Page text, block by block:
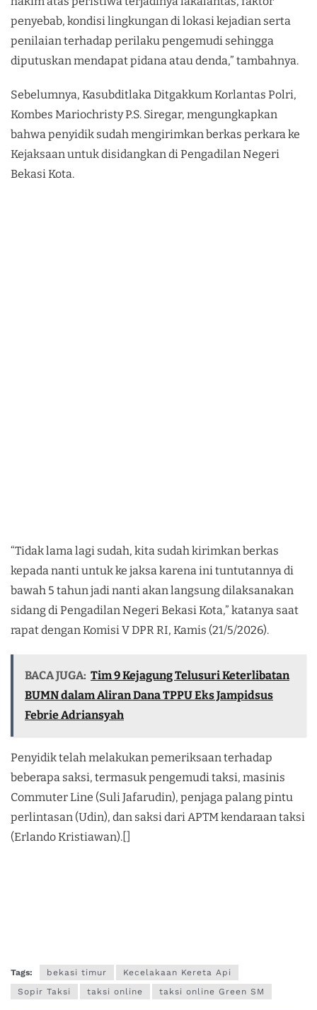
penyebab, kondisi lingkungan di lokasi kejadian serta
penilaian terhadap perilaku pengemudi sehingga
diputuskan mendapat pidana atau denda,” tambahnya.
Sebelumnya, Kasubditlaka Ditgakkum Korlantas Polri,
Kombes Mariochristy P.S. Siregar, mengungkapkan
bahwa penyidik sudah mengirimkan berkas perkara ke
Kejaksaan untuk disidangkan di Pengadilan Negeri
Bekasi Kota.
“Tidak lama lagi sudah, kita sudah kirimkan berkas
kepada nanti untuk ke jaksa karena ini tuntutannya di
bawah 5 tahun jadi nanti akan langsung dilaksanakan
sidang di Pengadilan Negeri Bekasi Kota,” katanya saat
rapat dengan Komisi V DPR RI, Kamis (21/5/2026).
BACA JUGA: Tim 9 Kejagung Telusuri Keterlibatan
BUMN dalam Aliran Dana TPPU Eks Jampidsus
Febrie Adriansyah
Penyidik telah melakukan pemeriksaan terhadap
beberapa saksi, termasuk pengemudi taksi, masinis
Commuter Line (Suli Jafarudin), penjaga palang pintu
perlintasan (Udin), dan saksi dari APTM kendaraan taksi
(Erlando Kristiawan).[]
Tags: bekasi timur
Kecelakaan Kereta Api
Sopir Taksi
taksi online taksi online Green SM